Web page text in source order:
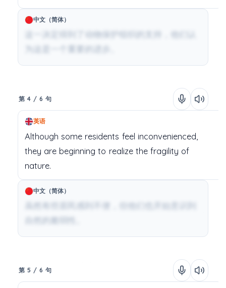
中文（简体）
这一决定得到了动物保护组织的支持，他们认
为这是一个重要的进步。
第 4 / 6 句
英语
Although some residents feel inconvenienced,
they are beginning to realize the fragility of
nature.
中文（简体）
自然的脆弱性。
第 5 / 6 句